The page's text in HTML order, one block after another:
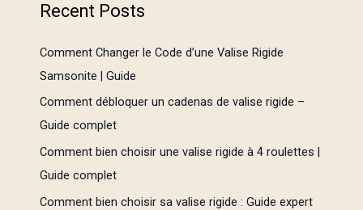
Recent Posts
Comment Changer le Code d’une Valise Rigide
Samsonite | Guide
Comment débloquer un cadenas de valise rigide –
Guide complet
Comment bien choisir une valise rigide à 4 roulettes |
Guide complet
Comment bien choisir sa valise rigide : Guide expert